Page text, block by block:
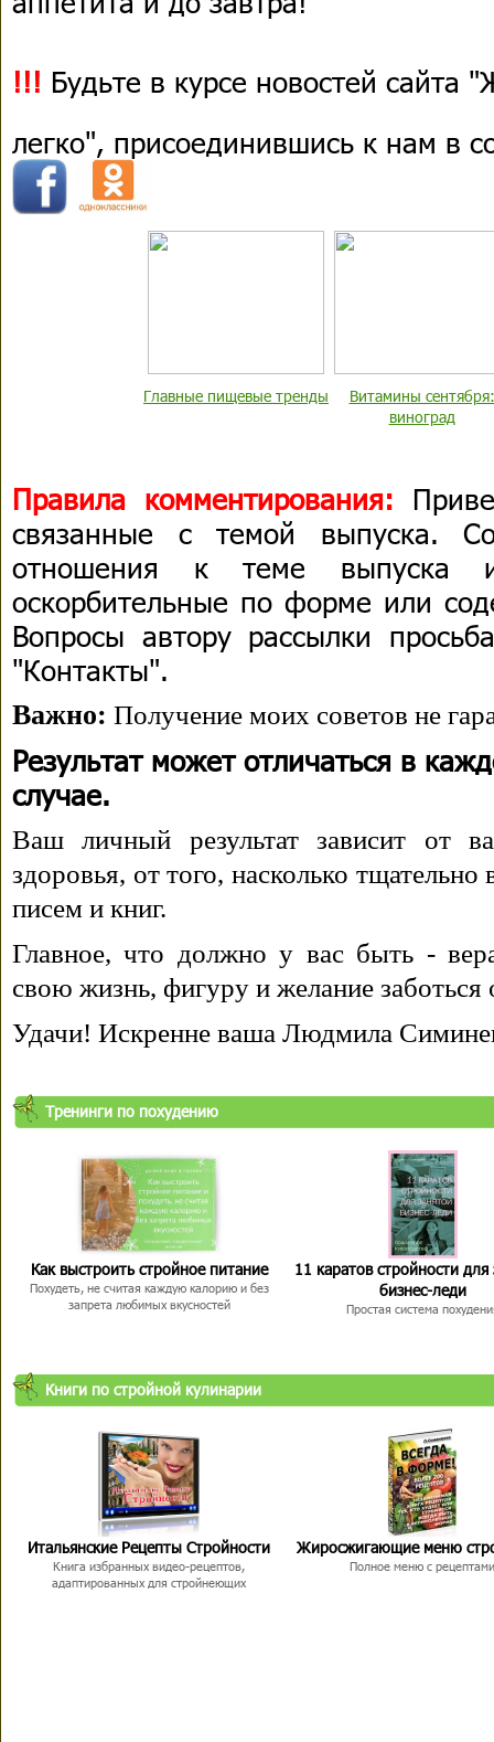
!!! Будьте в курсе новостей сайта
легко", присоединившись к нам в
Главные пищевые тренды
Витамины сентября:
виноград
Правила комментирования:
связанные с темой выпуска.
отношения к теме выпуска
оскорбительные по форме или
Вопросы автору рассылки
"Контакты".
Важно: Получение моих советов не
Результат может отличаться в
случае.
Ваш личный результат зависит от
здоровья, от того, насколько
писем и книг.
Главное, что должно у вас быть -
свою жизнь, фигуру и желание заботься
Удачи! Искренне ваша Людмила
Тренинги по похудению
Как выстроить стройное питание
Похудеть, не считая каждую калорию и без
запрета любимых вкусностей
11 каратов стройности для
бизнес-леди
Простая система
Книги по стройной кулинарии
Итальянские Рецепты Стройности
Книга избранных видео-рецептов,
адаптированных для стройнеющих
Жиросжигающие меню
Полное меню с рецептами